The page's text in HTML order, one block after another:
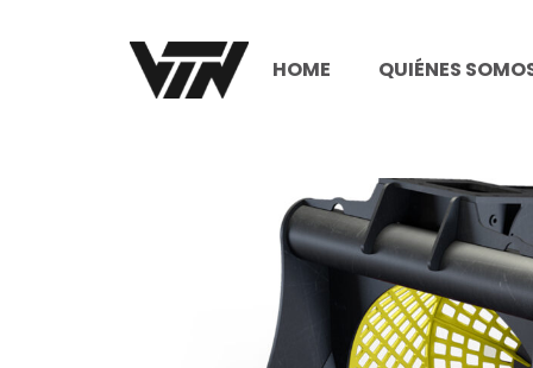
HOME QUIÉNES